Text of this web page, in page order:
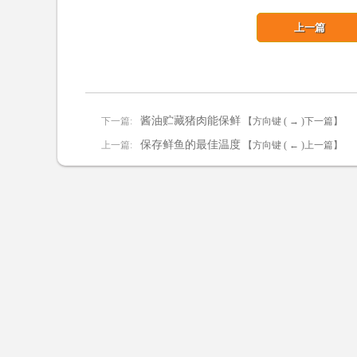
下一篇: 酱油贮藏猪肉能保鲜 【方向键 ( → )下一篇】
上一篇: 保存鲜鱼的最佳温度
上一篇
【方向键 ( ← )上一篇】